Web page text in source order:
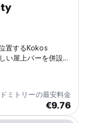
置するKokos
い屋上バーを併設し
ドミトリーの最安料金
€9.76